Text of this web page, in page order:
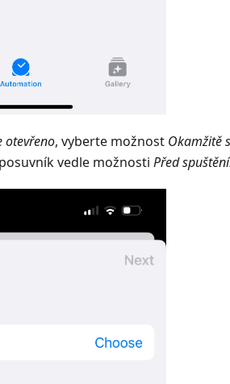
otevřeno, vyberte možnost Okamžitě
vedle možnosti Před